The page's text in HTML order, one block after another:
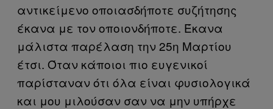
αντικείμενο οποιασδήποτε συζήτησης
έκανα με τον οποιονδήποτε. Έκανα
μάλιστα παρέλαση την 25η Μαρτίου
έτσι. Όταν κάποιοι πιο ευγενικοί
παρίσταναν ότι όλα είναι φυσιολογικά
και μου μιλούσαν σαν να μην υπήρχε